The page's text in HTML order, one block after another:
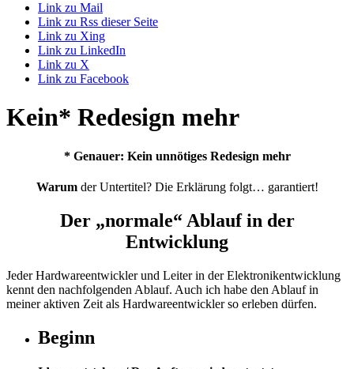
Link zu Mail
Link zu Rss dieser Seite
Link zu Xing
Link zu LinkedIn
Link zu X
Link zu Facebook
Kein* Redesign mehr
* Genauer: Kein unnötigesRedesign mehr
Warumder Untertitel? Die Erklärung folgt… garantiert!
Der „normale“Ablauf in der
Entwicklung
Jeder Hardwareentwickler und Leiter in der Elektronikentwicklung
kennt den nachfolgenden Ablauf. Auch ich habe den Ablauf in
meiner aktiven Zeit als Hardwareentwickler so erleben dürfen.
Beginn